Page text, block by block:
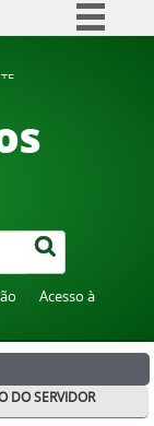
informação
Acesso à
DO SERVIDOR